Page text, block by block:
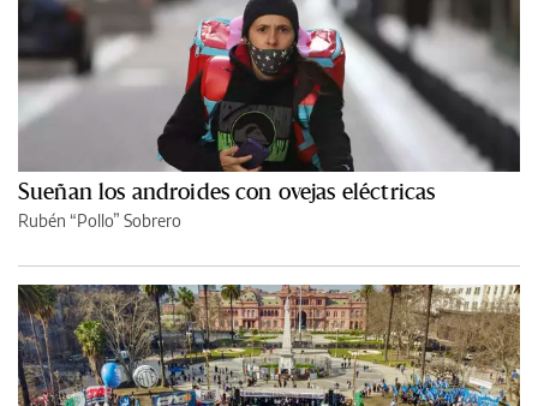
Sueñan los androides con ovejas eléctricas
Rubén “Pollo” Sobrero